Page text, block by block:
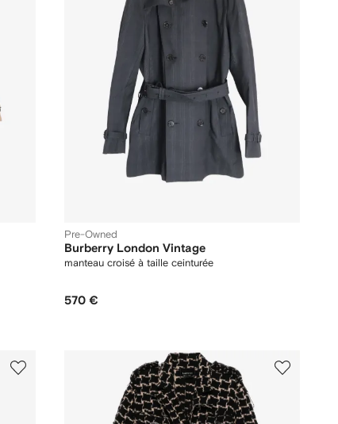
Pre-Owned
Burberry London Vintage
manteau croisé à taille ceinturée
570 €